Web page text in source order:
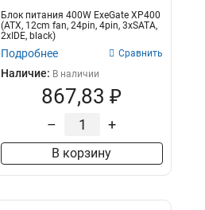
Блок питания 400W ExeGate XP400
(ATX, 12cm fan, 24pin, 4pin, 3xSATA,
2xIDE, black)
Подробнее Сравнить
Наличие: В наличии
867,83 ₽
– +
В корзину